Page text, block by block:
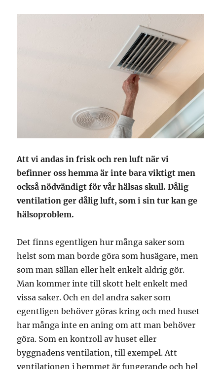
Att vi andas in frisk och ren luft när vi
befinner oss hemma är inte bara viktigt men
också nödvändigt för vår hälsas skull. Dålig
ventilation ger dålig luft, som i sin tur kan ge
hälsoproblem.
Det finns egentligen hur många saker som
helst som man borde göra som husägare, men
som man sällan eller helt enkelt aldrig gör.
Man kommer inte till skott helt enkelt med
vissa saker. Och en del andra saker som
egentligen behöver göras kring och med huset
har många inte en aning om att man behöver
göra. Som en kontroll av huset eller
byggnadens ventilation, till exempel. Att
ventilationen i hemmet är fungerande och hel